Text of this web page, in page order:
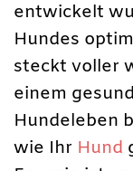
entwickelt
Hundes
steckt voller
einem
Hundeleben
wie Ihr Hund